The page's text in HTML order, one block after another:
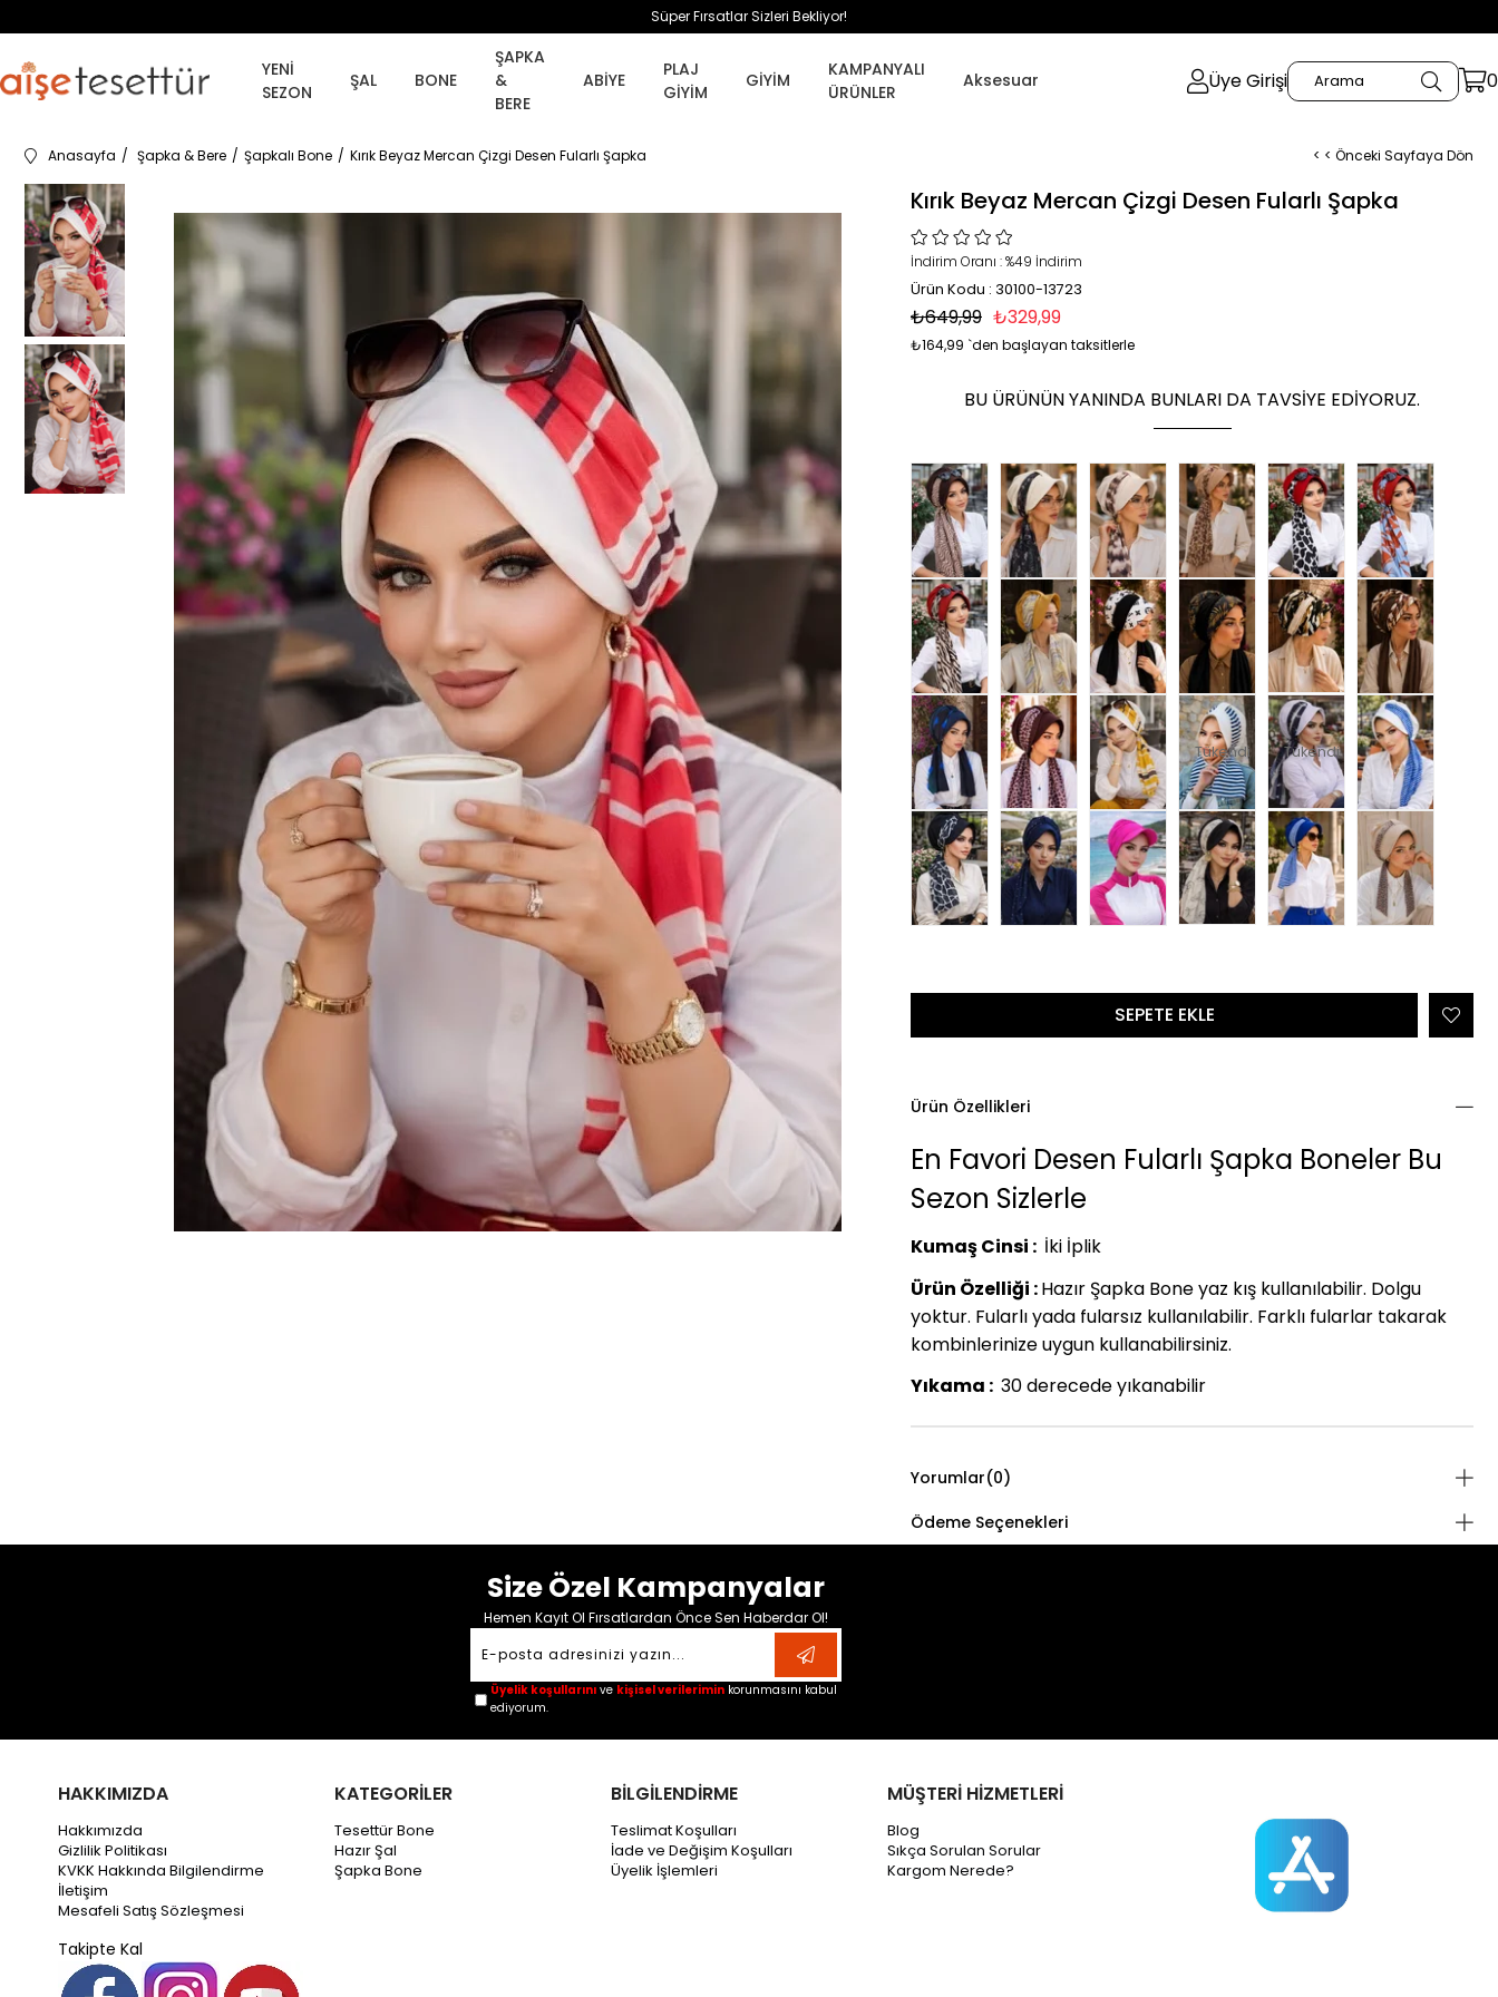
Süper Fırsatlar Sizleri Bekliyor!
YENİ
SEZON
ŞAL BONE
ŞAPKA
&
BERE
ABİYE
PLAJ
GİYİM
GİYİM
KAMPANYALI
ÜRÜNLER
Aksesuar Üye Girişi 0
Anasayfa Şapka & Bere Şapkalı Bone Kırık Beyaz Mercan Çizgi Desen Fularlı Şapka < < Önceki Sayfaya Dön
Kırık Beyaz Mercan Çizgi Desen Fularlı Şapka
İndirim Oranı :%49 İndirim
Ürün Kodu : 30100-13723
₺649,99 ₺329,99
₺164,99 `den başlayan taksitlerle
BU ÜRÜNÜN YANINDA BUNLARI DA TAVSIYE EDIYORUZ.
Tükendi Tükendi
Ürün Özellikleri
En Favori Desen Fularlı Şapka Boneler Bu
Sezon Sizlerle
Kumaş Cinsi : İki İplik
Ürün Özelliği :Hazır Şapka Bone yaz kış kullanılabilir. Dolgu
yoktur. Fularlı yada fularsız kullanılabilir. Farklı fularlar takarak
kombinlerinize uygun kullanabilirsiniz.
Yıkama : 30 derecede yıkanabilir
Yorumlar(0)
Ödeme Seçenekleri
Size Özel Kampanyalar
Hemen Kayıt Ol Fırsatlardan Önce Sen Haberdar Ol!
Üyelik koşullarını ve kişisel verilerimin korunmasını kabul
ediyorum.
HAKKIMIZDA
Hakkımızda
Gizlilik Politikası
KVKK Hakkında Bilgilendirme
İletişim
Mesafeli Satış Sözleşmesi
Takipte Kal
KATEGORİLER
Tesettür Bone
Hazır Şal
Şapka Bone
BİLGİLENDİRME
Teslimat Koşulları
İade ve Değişim Koşulları
Üyelik İşlemleri
MÜŞTERİ HİZMETLERİ
Blog
Sıkça Sorulan Sorular
Kargom Nerede?